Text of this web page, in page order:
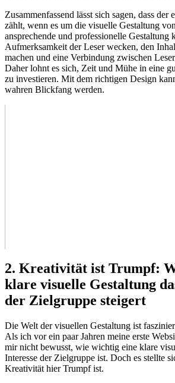
Zusammenfassend lässt sich sagen, dass⁤
zählt, wenn es ⁢um die⁢ visuelle Gestaltung
ansprechende und professionelle⁢ Gestaltung
Aufmerksamkeit ‌der Leser wecken,‍ den
‍machen und eine Verbindung zwischen
Daher ⁢lohnt es sich, Zeit und Mühe in eine⁣
zu investieren. Mit dem ‍richtigen Design
wahren Blickfang werden.
2. Kreativität ist Trumpf:
klare visuelle ‌Gestaltung​
der Zielgruppe steigert
Die Welt der visuellen ⁤Gestaltung ist
Als⁣ ich vor ​ein ‌paar Jahren⁣ meine⁤ erste
mir nicht bewusst, wie wichtig eine klare
Interesse ⁢der Zielgruppe ist.⁤ Doch es stellte
Kreativität⁤ hier Trumpf ist.